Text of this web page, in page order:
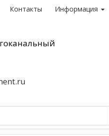
Контакты Информация